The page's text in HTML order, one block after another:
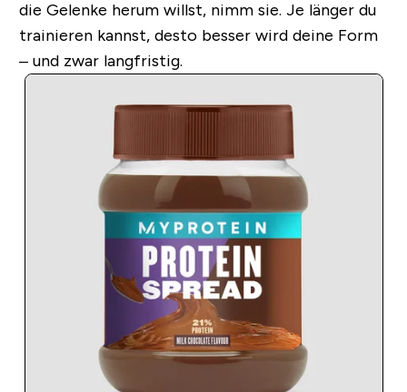
die Gelenke herum willst, nimm sie. Je länger du
trainieren kannst, desto besser wird deine Form
– und zwar langfristig.